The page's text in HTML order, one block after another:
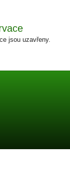
jsou uzavřeny.